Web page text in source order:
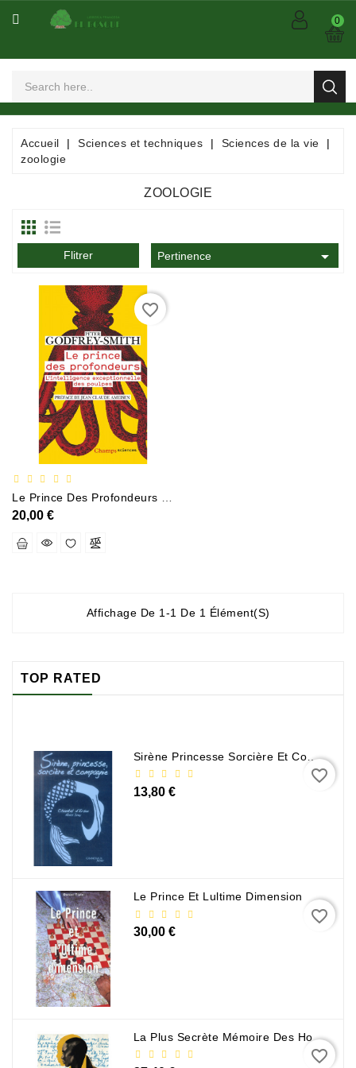
CATÉGORIE
Spectacles
Dessinées
Mangas
Consommables
Dictionnaires
Encyclopédies
Documentation
Entreprise,économie
Fantasy
Et
Science-
Fiction
Jeunesse
Parascolaire
Religion
Ésotérisme
Romans
Genre
Romance
Sciences
Humaines
Sociales
0
Accueil Sciences et techniques
Sciences de la vie
zoologie
ZOOLOGIE
Flitrer Pertinence 
20,00 €
favorite_border
Affichage De 1-1 De 1 Élément(s)
TOP RATED
Sirène Princesse Sorcière Et Compagnie
13,80 €
favorite_border
Le Prince Et Lultime Dimension
30,00 €
favorite_border
La Plus Secrète Mémoire Des Hommes - Mohamed Mbougar Sarr
favorite_border